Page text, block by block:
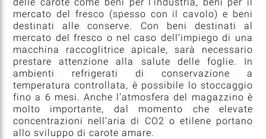
mercato del fresco (spesso con il cavolo) e beni
destinati alle conserve. Con beni destinati al
mercato del fresco o nel caso dell’impiego di una
macchina raccoglitrice apicale, sarà necessario
prestare attenzione alla salute delle foglie. In
ambienti refrigerati di conservazione a
temperatura controllata, è possibile lo stoccaggio
fino a 6 mesi. Anche l’atmosfera del magazzino è
molto importante, dal momento che elevate
concentrazioni nell’aria di CO2 o etilene portano
allo sviluppo di carote amare.